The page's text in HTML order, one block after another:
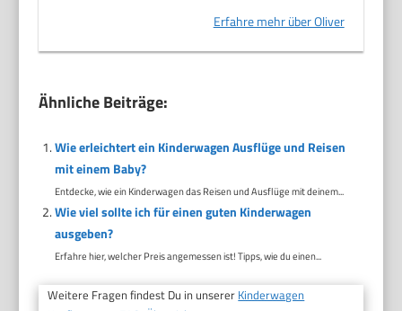
Erfahre mehr über Oliver
Ähnliche Beiträge:
Wie erleichtert ein Kinderwagen Ausflüge und Reisen
mit einem Baby?
Entdecke, wie ein Kinderwagen das Reisen und Ausflüge mit deinem...
Wie viel sollte ich für einen guten Kinderwagen
ausgeben?
Erfahre hier, welcher Preis angemessen ist! Tipps, wie du einen...
Weitere Fragen findest Du in unserer Kinderwagen